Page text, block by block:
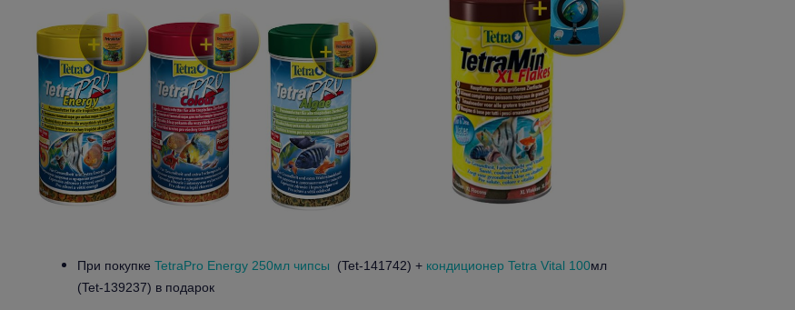
При покупке TetraPro Energy 250мл чипсы (Tet-141742) + кондиционер Tetra Vital 100мл
(Tet-139237) в подарок